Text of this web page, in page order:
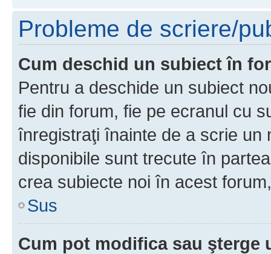
Probleme de scriere/
Cum deschid un subiect în
Pentru a deschide un subiect
fie din forum, fie pe ecranul cu
înregistraţi înainte de a scrie un
disponibile sunt trecute în
crea subiecte noi în acest
Sus
Cum pot modifica sau şterge